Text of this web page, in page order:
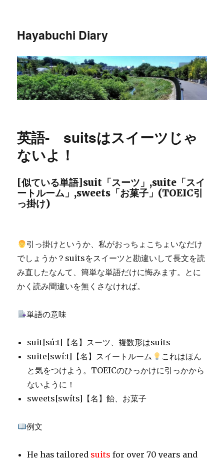
Hayabuchi Diary
英語- suitsはスイーツじゃ
ないよ！
[似ている単語]suit「スーツ」,suite「スイ
ートルーム」,sweets「お菓子」(TOEIC引
っ掛け)
引っ掛けというか、私がおっちょこちょいなだけ
でしょうか？suitsをスイーツと勘違いして長文を読
み直したなんて、簡単な単語だけに悔みます。とに
かく読み間違いを無くさなければ。
単語の意味
suit[súːt]【名】スーツ、複数形はsuits
suite[swíːt]【名】スイートルーム
これはほん
と気をつけよう。TOEICのひっかけに引っかから
ないように！
sweets[swíts]【名】飴、お菓子
例文
He has tailored suits for over 70 years and